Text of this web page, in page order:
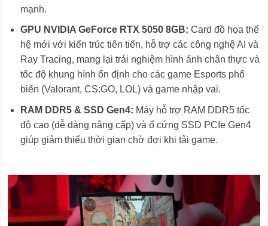
mạnh.
GPU NVIDIA GeForce RTX 5050 8GB: Card đồ họa thế
hệ mới với kiến trúc tiên tiến, hỗ trợ các công nghệ AI và
Ray Tracing, mang lại trải nghiệm hình ảnh chân thực và
tốc độ khung hình ổn định cho các game Esports phổ
biến (Valorant, CS:GO, LOL) và game nhập vai.
RAM DDR5 & SSD Gen4: Máy hỗ trợ RAM DDR5 tốc
độ cao (dễ dàng nâng cấp) và ổ cứng SSD PCIe Gen4
giúp giảm thiểu thời gian chờ đợi khi tải game.